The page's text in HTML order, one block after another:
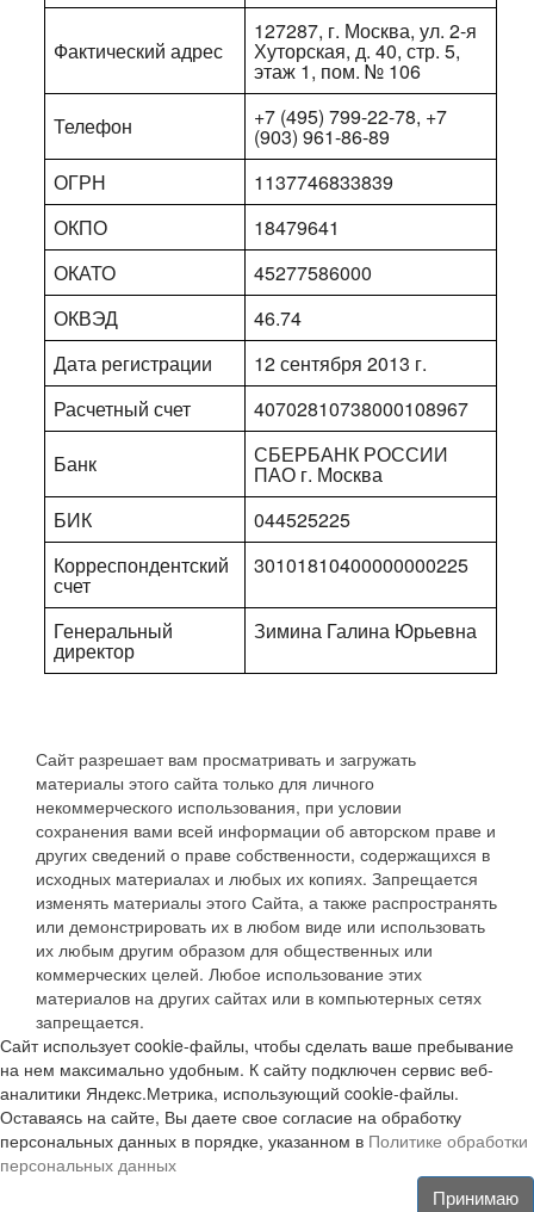
Фактический адрес
127287, г. Москва, ул. 2-я
Хуторская, д. 40, стр. 5,
этаж 1, пом. № 106
Телефон
+7 (495) 799-22-78, +7
(903) 961-86-89
ОГРН
1137746833839
ОКПО
18479641
ОКАТО
45277586000
ОКВЭД
46.74
Дата регистрации
12 сентября 2013 г.
Расчетный счет
40702810738000108967
Банк
СБЕРБАНК РОССИИ
ПАО г. Москва
БИК
044525225
Корреспондентский
счет
30101810400000000225
Генеральный
директор
Зимина Галина Юрьевна
Сайт разрешает вам просматривать и загружать
материалы этого сайта только для личного
некоммерческого использования, при условии
сохранения вами всей информации об авторском праве и
других сведений о праве собственности, содержащихся в
исходных материалах и любых их копиях. Запрещается
изменять материалы этого Сайта, а также распространять
или демонстрировать их в любом виде или использовать
их любым другим образом для общественных или
коммерческих целей. Любое использование этих
материалов на других сайтах или в компьютерных сетях
запрещается.
Сайт использует cookie-файлы, чтобы сделать ваше пребывание
на нем максимально удобным. К сайту подключен сервис веб-
аналитики Яндекс.Метрика, использующий cookie-файлы.
Оставаясь на сайте, Вы даете свое согласие на обработку
персональных данных в порядке, указанном в Политике обработки
персональных данных
Принимаю